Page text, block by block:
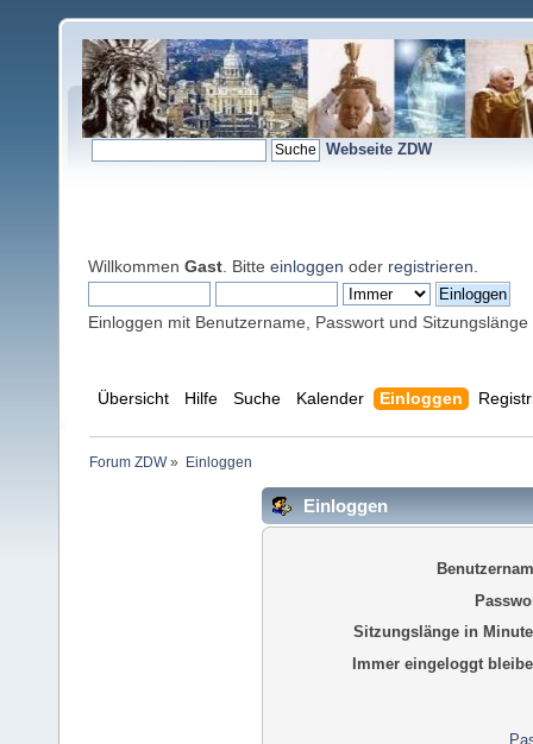
Webseite ZDW
Willkommen Gast . Bitte einloggen oder registrieren
Einloggen mit Benutzername, Passwort und Sitzungslänge
Übersicht Hilfe Suche Kalender Einloggen
Forum ZDW» Einloggen
Einloggen
Sitzungslänge in
Immer eingeloggt